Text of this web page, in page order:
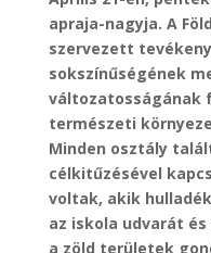
apraja-nagyja. A
szervezett
sokszínűségének
változatosságának
természeti
Minden osztály
célkitűzésével
voltak, akik
az iskola udvarát
a zöld területek